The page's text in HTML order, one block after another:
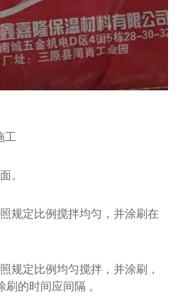
工
。
照规定比例搅拌均匀，并涂刷在
定比例均匀搅拌，并涂刷，
刷的时间应间隔 。